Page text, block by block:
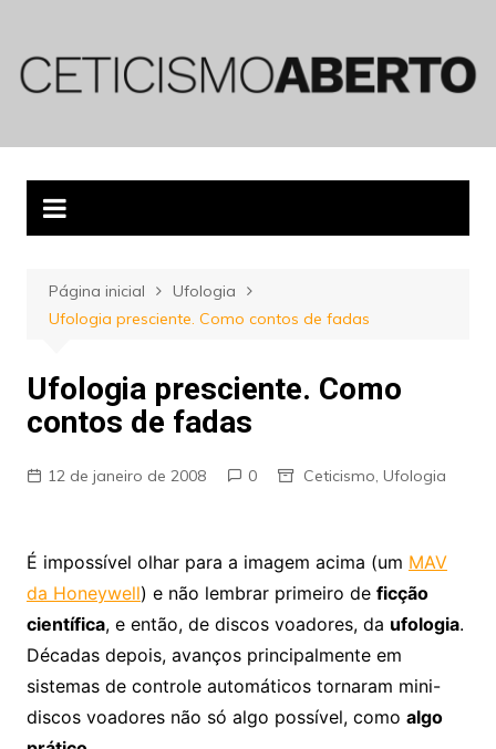
conteúdo
Página inicial
Ufologia
Ufologia presciente. Como contos de fadas
Ufologia presciente. Como
contos de fadas
12 de janeiro de 2008 0 Ceticismo Ufologia
É impossível olhar para a imagem acima (um MAV
da Honeywell) e não lembrar primeiro de ficção
científica, e então, de discos voadores, da ufologia.
Décadas depois, avanços principalmente em
sistemas de controle automáticos tornaram mini-
discos voadores não só algo possível, como algo